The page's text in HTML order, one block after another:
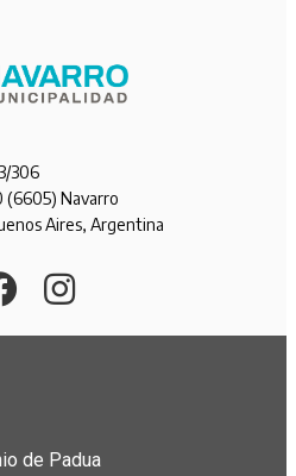
306
(6605) Navarro
Aires, Argentina
de Padua